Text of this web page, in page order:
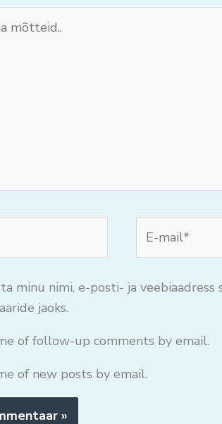
mail*
minu nimi, e-posti- ja
jaoks.
of follow-up comments by email.
of new posts by email.